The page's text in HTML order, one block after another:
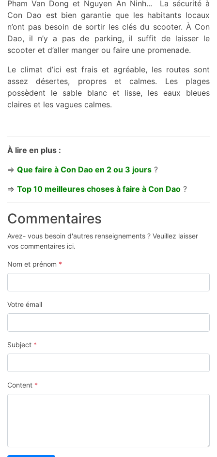
Pham Van Dong et Nguyen An Ninh... La sécurité à
Con Dao est bien garantie que les habitants locaux
n’ont pas besoin de sortir les clés du scooter. À Con
Dao, il n’y a pas de parking, il suffit de laisser le
scooter et d’aller manger ou faire une promenade.
Le climat d’ici est frais et agréable, les routes sont
assez désertes, propres et calmes. Les plages
possèdent le sable blanc et lisse, les eaux bleues
claires et les vagues calmes.
À lire en plus :
=> Que faire à Con Dao en 2 ou 3 jours ?
=> Top 10 meilleures choses à faire à Con Dao ?
Commentaires
Avez- vous besoin d'autres renseignements ? Veuillez laisser
vos commentaires ici.
Nom et prénom *
Votre émail
Subject *
Content *